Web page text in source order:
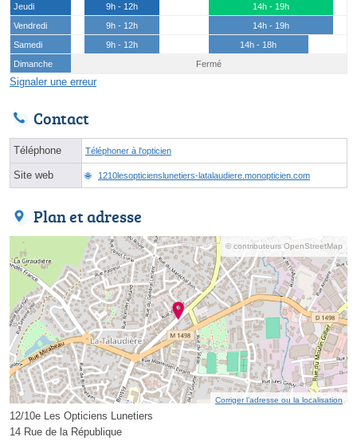
Jeudi
9h - 12h
14h - 19h
Vendredi
9h - 12h
14h - 19h
Samedi
9h - 12h
14h - 18h
Dimanche
Fermé
Signaler une erreur
Contact
Téléphone Téléphoner à l'opticien
Site web 1210lesopticienslunetiers-latalaudiere.monopticien.com
Plan et adresse
© contributeurs OpenStreetMap
Corriger l’adresse ou la localisation
12/10e Les Opticiens Lunetiers
14 Rue de la République